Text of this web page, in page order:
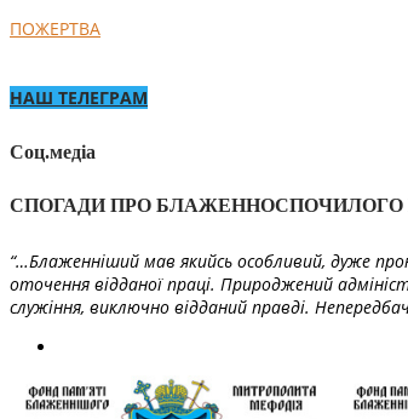
ПОЖЕРТВА
НАШ ТЕЛЕГРАМ
Соц.медіа
СПОГАДИ ПРО
“…Блаженніший мав якийсь особливий, дуже
оточення відданої праці. Природжений
служіння, виключно відданий правді.